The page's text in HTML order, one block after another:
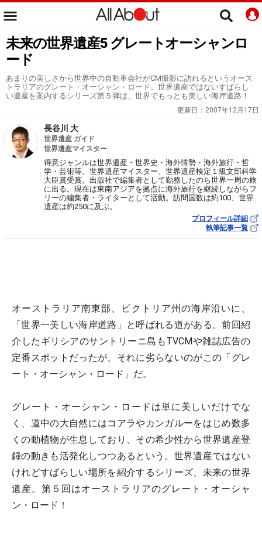
未来の世界遺産5 グレートオーシャンロ
ード
あまりの美しさから世界中の自動車会社がCM撮影に訪れるというオース
トラリアのグレート・オーシャン・ロード。世界遺産ではないすばらし
い遺産を案内するシリーズ第５弾は、世界でもっとも美しい海岸道路！
更新日： 2007年12月17日
長谷川 大
世界遺産 ガイド
世界遺産マイスター
得意ジャンルは世界遺産・世界史・海外情勢・海外旅行・哲
学・芸術等。世界遺産マイスター、世界遺産検定１級文部科学
大臣賞受賞。出版社で編集者として勤務したのち世界一周の旅
に出る。現在は東南アジアを拠点に海外旅行を継続しながらフ
リーの編集者・ライターとして活動。訪問国数は約100、世界
遺産は約250に及ぶ。
プロフィール詳細
執筆記事一覧
オーストラリア南東部、ビクトリア州の海岸沿いに、
「世界一美しい海岸道路」と呼ばれる道がある。前回紹
介したギリシアのサントリーニ島もTVCMや雑誌広告の
定番スポットだったが、それに劣らないのがこの「グレ
ート・オーシャン・ロード」だ。
グレート・オーシャン・ロードは単に美しいだけでな
く、道中の大自然にはコアラやカンガルーをはじめ数多
くの動植物が生息しており、その希少性から世界遺産登
録の動きも活発化しつつあるという。世界遺産ではない
けれどすばらしい場所を紹介するシリーズ、未来の世界
遺産。第５回はオーストラリアのグレート・オーシャ
ン・ロード！